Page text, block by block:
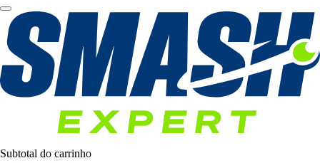
Subtotal do carrinho